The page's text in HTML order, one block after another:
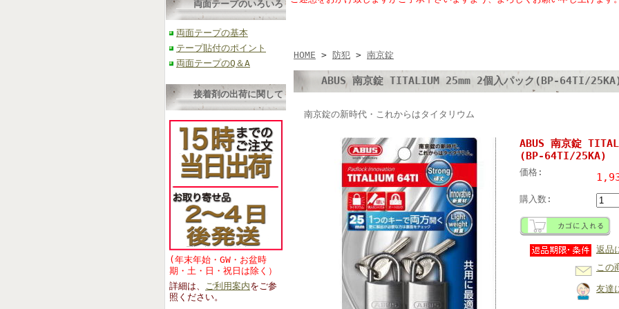
両面テープのいろいろ
両面テープの基本
テープ貼付のポイント
両面テープのQ＆A
接着剤の出荷に関して
(年末年始・GW・お盆時
期・土・日・祝日は除く）
詳細は、 ご利用案内をご参
照くださ い。
HOME > 防犯 > 南京錠
ABUS 南京錠 TITALIUM 25mm 2個入パック(BP-64TI/
南京錠の新時代・これからはタイタリウム
ABUS 南京錠
(BP-64TI/25KA)
価格:
購入数:
返品
この
友達